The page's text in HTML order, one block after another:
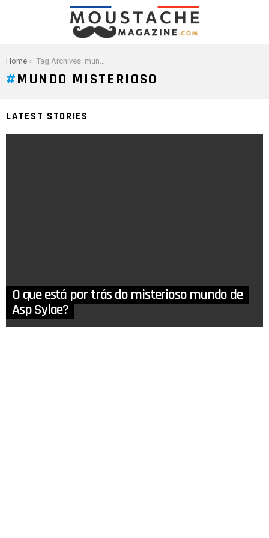
You are here:
Home Tag Archives: mundo misterioso
MUNDO MISTERIOSO
LATEST STORIES
O que está por trás do misterioso mundo de
Asp Sylae?